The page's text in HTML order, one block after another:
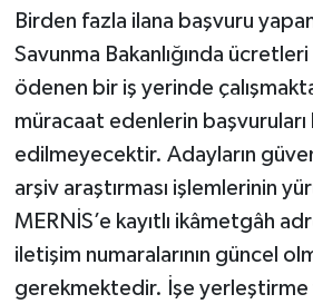
Birden fazla ilana başvuru
Savunma Bakanlığında
ödenen bir iş yerinde
müracaat edenlerin başvuruları
edilmeyecektir. Adayların
arşiv araştırması işlemlerinin
MERNİS’e kayıtlı ikâmetgâh
iletişim numaralarının güncel
gerekmektedir. İşe yerleştirme